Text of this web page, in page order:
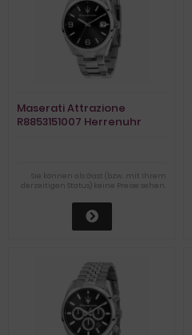
Maserati Attrazione
R8853151007 Herrenuhr
Sie können als Gast (bzw. mit Ihrem
derzeitigen Status) keine Preise sehen.